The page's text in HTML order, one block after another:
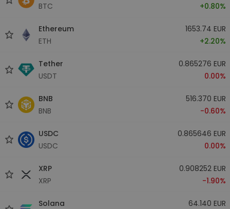
BTC
+0.80%
Ethereum
ETH
1653.74 EUR
+2.20%
Tether
USDT
0.865276 EUR
0.00%
BNB
BNB
516.370 EUR
-0.60%
USDC
USDC
0.865646 EUR
0.00%
XRP
XRP
0.908252 EUR
-1.90%
Solana
64.140 EUR